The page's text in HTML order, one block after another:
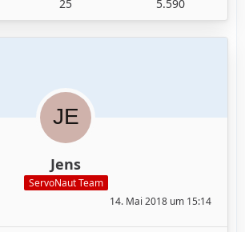
25 5.590
Jens
ServoNaut Team
14. Mai 2018 um 15:14